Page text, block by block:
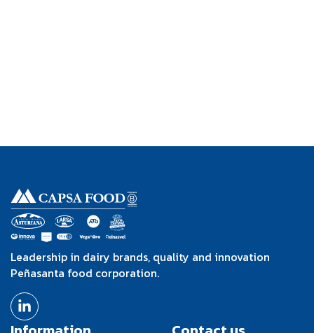
Leadership in dairy brands, quality and innovation
Peñasanta food corporation.